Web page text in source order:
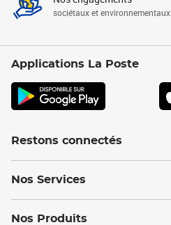
sociétaux et environnementaux
Applications La Poste
Restons connectés
Nos Services
Nos Produits